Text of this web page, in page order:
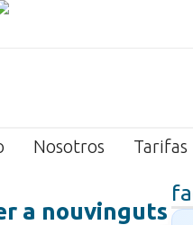
Nosotros Tarifas
a nouvinguts